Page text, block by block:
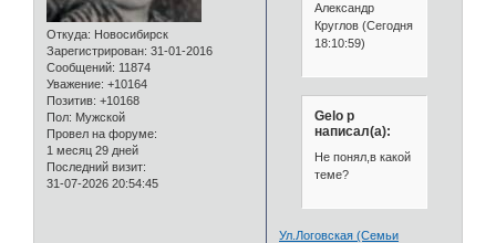
Откуда: Новосибирск
Зарегистрирован: 31-01-2016
Сообщений: 11874
Уважение: +10164
Позитив: +10168
Пол: Мужской
Провел на форуме:
1 месяц 29 дней
Последний визит:
31-07-2026 20:54:45
Александр
Круглов (Сегодня
18:10:59)
Gelo p
написал(а):
Не понял,в какой
теме?
Ул.Логовская (Семьи